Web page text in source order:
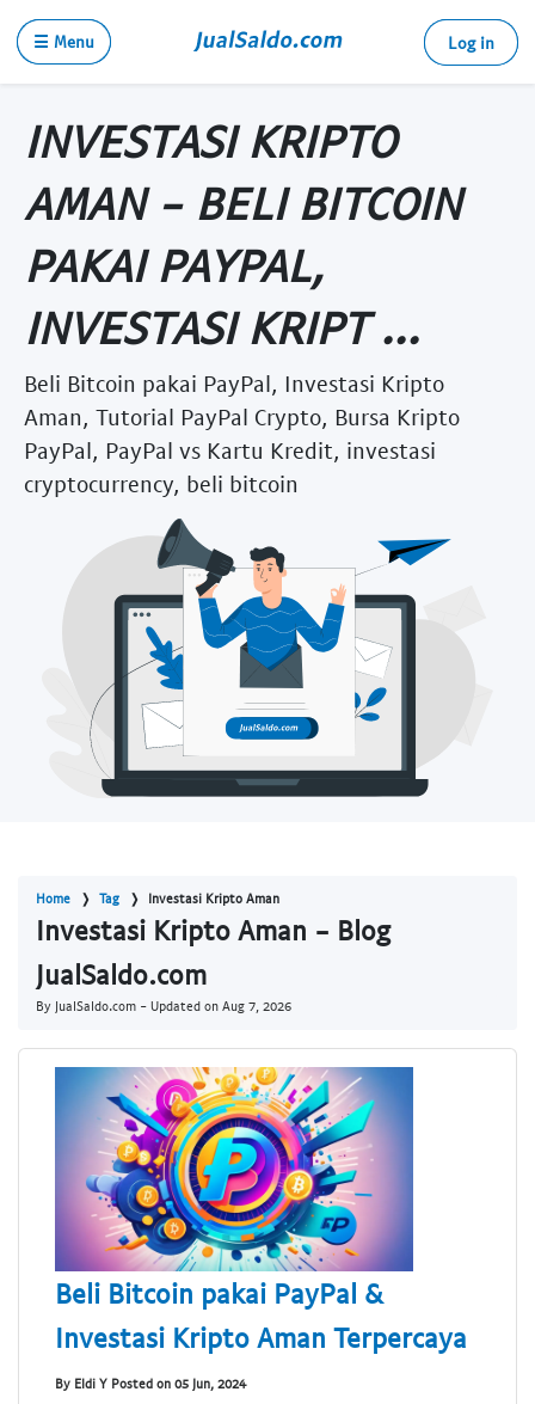
☰ Menu Log in
INVESTASI KRIPTO
AMAN - BELI BITCOIN
PAKAI PAYPAL,
INVESTASI KRIPT ...
Beli Bitcoin pakai PayPal, Investasi Kripto
Aman, Tutorial PayPal Crypto, Bursa Kripto
PayPal, PayPal vs Kartu Kredit, investasi
cryptocurrency, beli bitcoin
Home Tag Investasi Kripto Aman
Investasi Kripto Aman - Blog
JualSaldo.com
By JualSaldo.com - Updated on Aug 7, 2026
Beli Bitcoin pakai PayPal &
Investasi Kripto Aman Terpercaya
By Eldi Y Posted on 05 Jun, 2024